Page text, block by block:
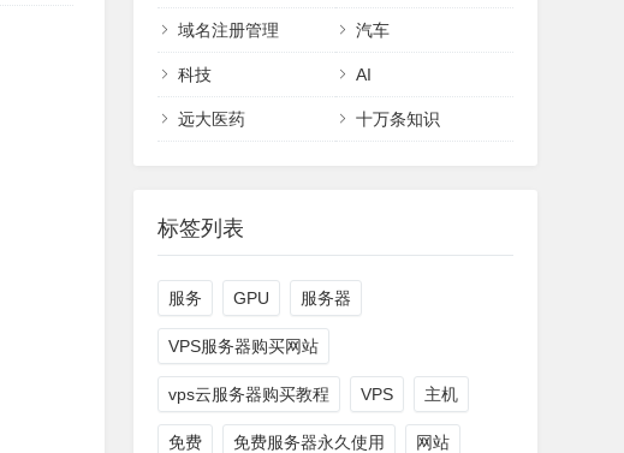
域名注册管理 汽车
科技 AI
远大医药 十万条知识
标签列表
服务 GPU 服务器
VPS服务器购买网站
vps云服务器购买教程 VPS 主机
免费 免费服务器永久使用 网站